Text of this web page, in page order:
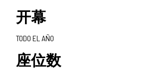
除
开幕
TODO EL AÑO
座位数